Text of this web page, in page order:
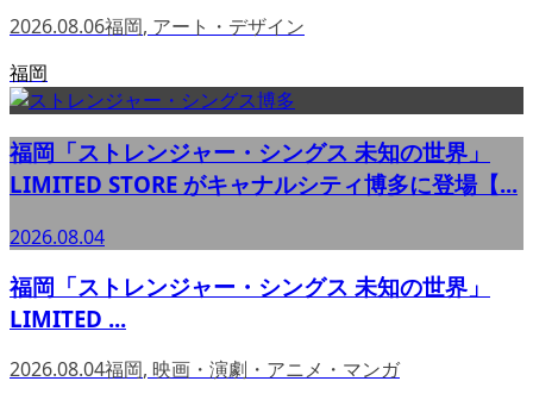
2026.08.06福岡, アート・デザイン
福岡
福岡「ストレンジャー・シングス 未知の世界」
LIMITED STORE がキャナルシティ博多に登場【...
2026.08.04
福岡「ストレンジャー・シングス 未知の世界」
LIMITED ...
2026.08.04福岡, 映画・演劇・アニメ・マンガ